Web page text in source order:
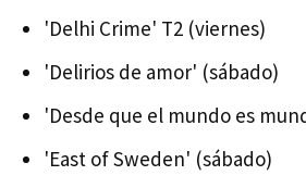
'Delhi Crime' T2 (viernes)
'Delirios de amor' (sábado)
'Desde que el mundo es
'East of Sweden' (sábado)